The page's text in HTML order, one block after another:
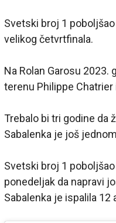
Svetski broj 1
velikog četvrtfinala.
Na Rolan Garosu 2023.
terenu Philippe
Trebalo bi tri godine da
Sabalenka je još
Svetski broj 1
ponedeljak da napravi
Sabalenka je ispalila